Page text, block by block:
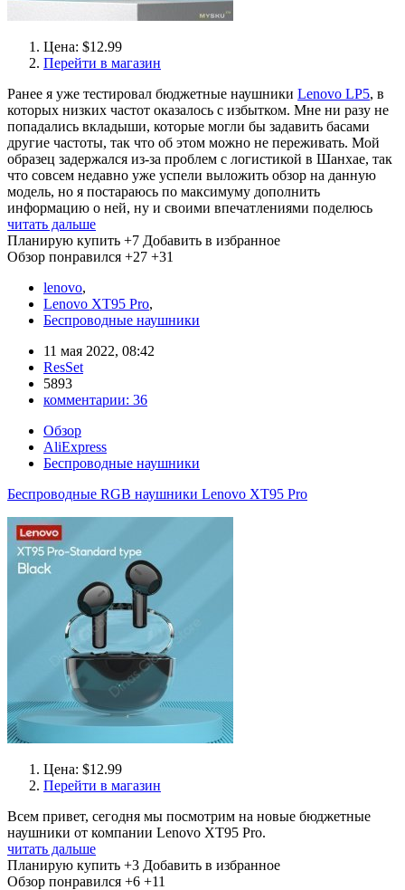
Цена: $12.99
Перейти в магазин
Ранее я уже тестировал бюджетные наушники Lenovo LP5, в
которых низких частот оказалось с избытком. Мне ни разу не
попадались вкладыши, которые могли бы задавить басами
другие частоты, так что об этом можно не переживать. Мой
образец задержался из-за проблем с логистикой в Шанхае, так
что совсем недавно уже успели выложить обзор на данную
модель, но я постараюсь по максимуму дополнить
информацию о ней, ну и своими впечатлениями поделюсь
читать дальше
Планирую купить +7 Добавить в избранное
Обзор понравился +27 +31
lenovo,
Lenovo XT95 Pro,
Беспроводные наушники
11 мая 2022, 08:42
ResSet
5893
комментарии: 36
Обзор
AliExpress
Беспроводные наушники
Беспроводные RGB наушники Lenovo XT95 Pro
Цена: $12.99
Перейти в магазин
Всем привет, сегодня мы посмотрим на новые бюджетные
наушники от компании Lenovo XT95 Pro.
читать дальше
Планирую купить +3 Добавить в избранное
Обзор понравился +6 +11